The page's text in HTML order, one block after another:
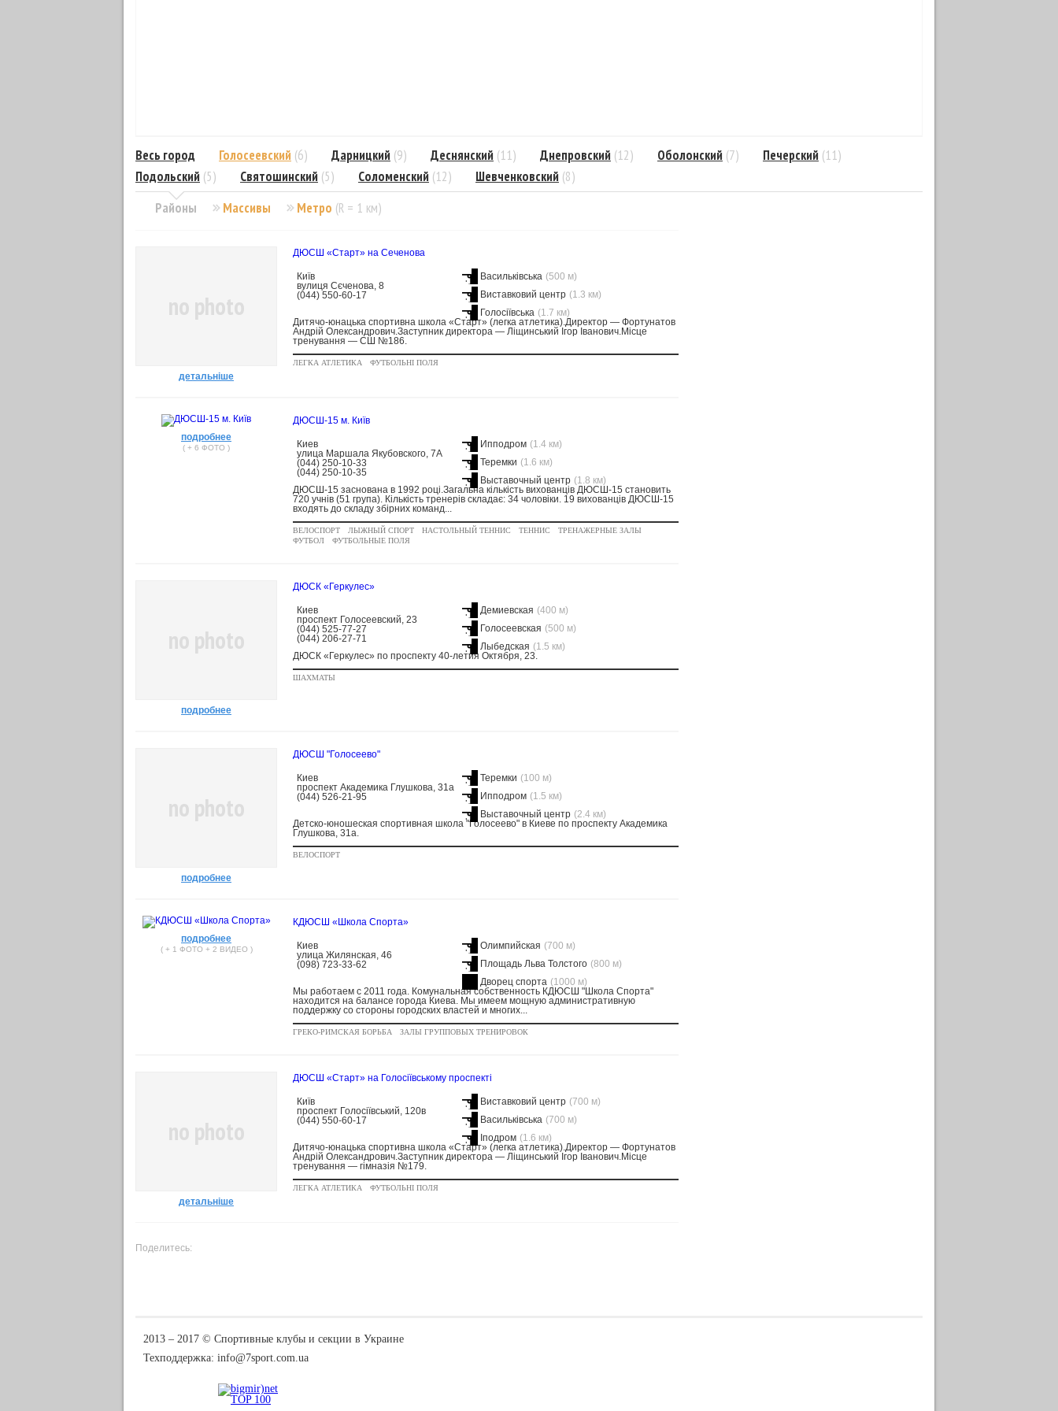
Районы
Весь город Голосеевский (6) Дарницкий (9) Деснянский (11) Днепровский (12) Оболонский (7) Печерский (11)
Подольский (5) Святошинский (5) Соломенский (12) Шевченковский (8)
Массивы
Метро (R = 1 км)
no photo
детальніше
ДЮСШ «Старт» на Сеченова
Київ
вулиця Сєченова, 8
(044) 550-60-17
Васильківська (500 м)
Виставковий центр (1.3 км)
Голосіївська (1.7 км)
Дитячо-юнацька спортивна школа «Старт» (легка атлетика).Директор — Фортунатов
Андрій Олександрович.Заступник директора — Ліщинський Ігор Іванович.Місце
тренування — СШ №186.
ЛЕГКА АТЛЕТИКА ФУТБОЛЬНІ ПОЛЯ
подробнее
( + 6 ФОТО )
ДЮСШ-15 м. Київ
Киев
улица Маршала Якубовского, 7А
(044) 250-10-33
(044) 250-10-35
Ипподром (1.4 км)
Теремки (1.6 км)
Выставочный центр (1.8 км)
ДЮСШ-15 заснована в 1992 році.Загальна кількість вихованців ДЮСШ-15 становить
720 учнів (51 група). Кількість тренерів складає: 34 чоловіки. 19 вихованців ДЮСШ-15
входять до складу збірних команд...
ВЕЛОСПОРТ ЛЫЖНЫЙ СПОРТ НАСТОЛЬНЫЙ ТЕННИС ТЕННИС
ТРЕНАЖЕРНЫЕ ЗАЛЫ
ФУТБОЛ
ФУТБОЛЬНЫЕ ПОЛЯ
no photo
подробнее
ДЮСК «Геркулес»
Киев
проспект Голосеевский, 23
(044) 525-77-27
(044) 206-27-71
Демиевская (400 м)
Голосеевская (500 м)
Лыбедская (1.5 км)
ДЮСК «Геркулес» по проспекту 40-летия Октября, 23.
ШАХМАТЫ
no photo
подробнее
ДЮСШ "Голосеево"
Киев
проспект Академика Глушкова, 31а
(044) 526-21-95
Теремки (100 м)
Ипподром (1.5 км)
Выставочный центр (2.4 км)
Детско-юношеская спортивная школа "Голосеево" в Киеве по проспекту Академика
Глушкова, 31а.
ВЕЛОСПОРТ
подробнее
( + 1 ФОТО + 2 ВИДЕО )
КДЮСШ «Школа Спорта»
Киев
улица Жилянская, 46
(098) 723-33-62
Олимпийская (700 м)
Площадь Льва Толстого (800 м)
Дворец спорта (1000 м)
Мы работаем с 2011 года. Комунальная собственность КДЮСШ "Школа Спорта"
находится на балансе города Киева. Мы имеем мощную административную
поддержку со стороны городских властей и многих...
ГРЕКО-РИМСКАЯ БОРЬБА ЗАЛЫ ГРУППОВЫХ ТРЕНИРОВОК
no photo
детальніше
ДЮСШ «Старт» на Голосіївському проспекті
Київ
проспект Голосіївський, 120в
(044) 550-60-17
Виставковий центр (700 м)
Васильківська (700 м)
Іподром (1.6 км)
Дитячо-юнацька спортивна школа «Старт» (легка атлетика).Директор — Фортунатов
Андрій Олександрович.Заступник директора — Ліщинський Ігор Іванович.Місце
тренування — гімназія №179.
ЛЕГКА АТЛЕТИКА ФУТБОЛЬНІ ПОЛЯ
Поделитесь:
2013 ‒ 2017 © Спортивные клубы и секции в Украине
Техподдержка: info@7sport.com.ua